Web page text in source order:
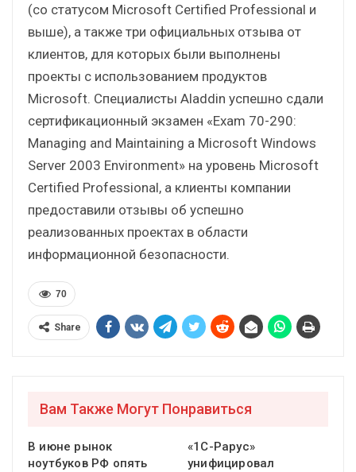
(со статусом Microsoft Certified Professional и
выше), а также три официальных отзыва от
клиентов, для которых были выполнены
проекты с использованием продуктов
Microsoft. Специалисты Aladdin успешно сдали
сертификационный экзамен «Exam 70-290:
Managing and Maintaining a Microsoft Windows
Server 2003 Environment» на уровень Microsoft
Certified Professional, а клиенты компании
предоставили отзывы об успешно
реализованных проектах в области
информационной безопасности.
70
Share
Вам Также Могут Понравиться
В июне рынок
ноутбуков РФ опять
«1С-Рарус»
унифицировал